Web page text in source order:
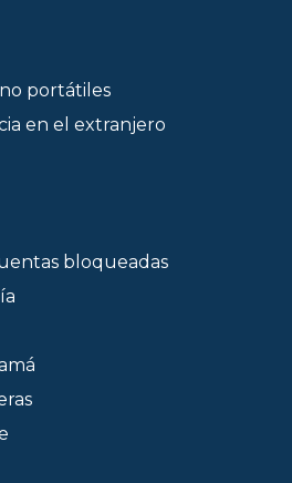
portátiles
en el extranjero
bloqueadas